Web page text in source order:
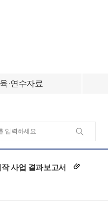
·연수자료
사업 결과보고서